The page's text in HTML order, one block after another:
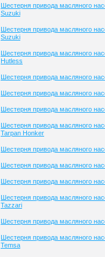
Шестерня привода масляного
Suzuki
Шестерня привода масляного
Suzuki
Шестерня привода масляного
Hutless
Шестерня привода масляного
Шестерня привода масляного
Шестерня привода масляного
Шестерня привода масляного
Tarpan Honker
Шестерня привода масляного
Шестерня привода масляного
Шестерня привода масляного
Шестерня привода масляного
Tazzari
Шестерня привода масляного
Шестерня привода масляного
Temsa